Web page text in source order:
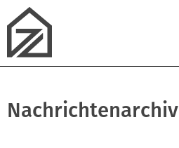
Nachrichtenarchiv